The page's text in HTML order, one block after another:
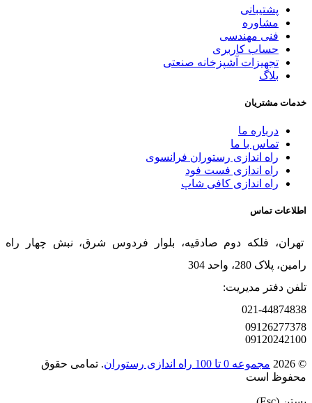
پشتیبانی
مشاوره
فنی مهندسی
حساب کاربری
تجهیزات آشپزخانه صنعتی
بلاگ
خدمات مشتریان
درباره ما
تماس با ما
راه اندازی رستوران فرانسوی
راه اندازی فست فود
راه اندازی کافی شاپ
اطلاعات تماس
تهران، فلکه دوم صادقیه، بلوار فردوس شرق، نبش چهار راه
رامین، پلاک 280، واحد 304
تلفن دفتر مدیریت:
021-44874838
09126277378
09120242100
© 2026 مجموعه 0 تا 100 راه اندازی رستوران
. تمامی حقوق
محفوظ است